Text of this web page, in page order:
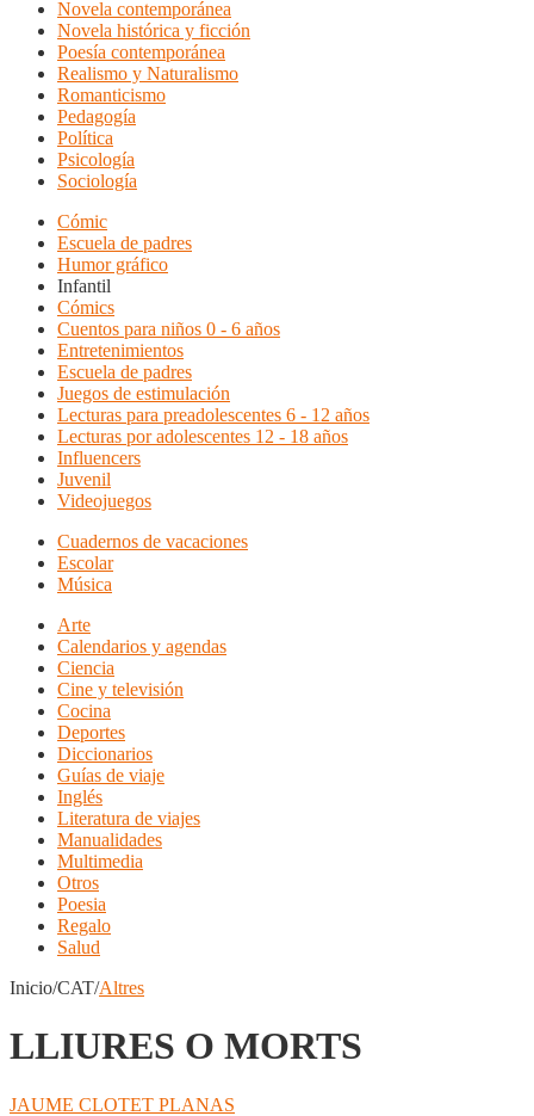
Novela contemporánea
Novela histórica y ficción
Poesía contemporánea
Realismo y Naturalismo
Romanticismo
Pedagogía
Política
Psicología
Sociología
Cómic
Escuela de padres
Humor gráfico
Infantil
Cómics
Cuentos para niños 0 - 6 años
Entretenimientos
Escuela de padres
Juegos de estimulación
Lecturas para preadolescentes 6 - 12 años
Lecturas por adolescentes 12 - 18 años
Influencers
Juvenil
Videojuegos
Cuadernos de vacaciones
Escolar
Música
Arte
Calendarios y agendas
Ciencia
Cine y televisión
Cocina
Deportes
Diccionarios
Guías de viaje
Inglés
Literatura de viajes
Manualidades
Multimedia
Otros
Poesia
Regalo
Salud
Inicio/CAT/Altres
LLIURES O MORTS
JAUME CLOTET PLANAS